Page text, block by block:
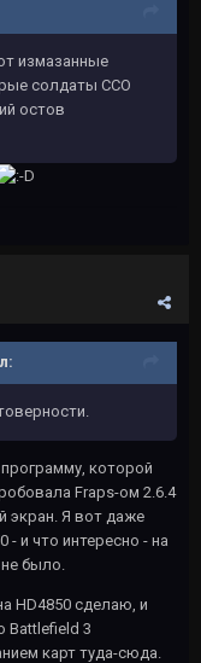
измазанные
солдаты ССО
остов
которой
Fraps-ом 2.6.4
экран. Я вот даже
- и что интересно - на
было.
HD4850 сделаю, и
Battlefield 3
карт туда-сюда.